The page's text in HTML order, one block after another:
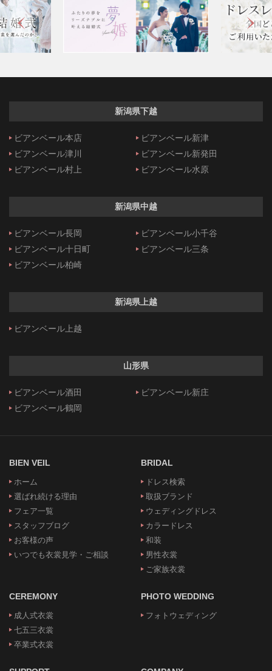
新潟県下越
ビアンベール本店
ビアンベール新津
ビアンベール津川
ビアンベール新発田
ビアンベール村上
ビアンベール水原
新潟県中越
ビアンベール長岡
ビアンベール小千谷
ビアンベール十日町
ビアンベール三条
ビアンベール柏崎
新潟県上越
ビアンベール上越
山形県
ビアンベール酒田
ビアンベール新庄
ビアンベール鶴岡
BIEN VEIL
ホーム
選ばれ続ける理由
フェア一覧
スタッフブログ
お客様の声
いつでも衣裳見学・ご相談
BRIDAL
ドレス検索
取扱ブランド
ウェディングドレス
カラードレス
和装
男性衣裳
ご家族衣裳
CEREMONY
成人式衣裳
七五三衣裳
卒業式衣裳
PHOTO WEDDING
フォトウェディング